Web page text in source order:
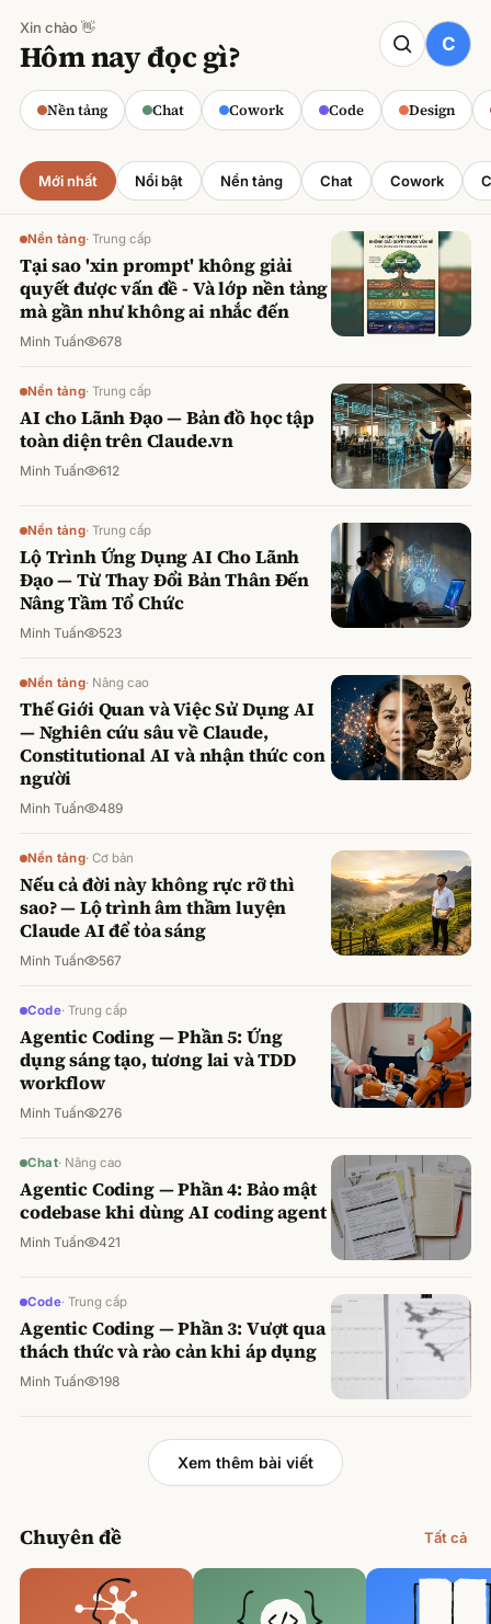
Xin chào 👋
Hôm nay đọc gì?
Nền tảng Chat Cowork Code Design
CODE
Claude cho Sales: Dự báo doanh số
chính xác
Minh Tuấn ·800 lượt xem
Mới nhất Nổi bật Nền tảng Chat Cowork
Nền tảng· Trung cấp
Tại sao 'xin prompt' không giải
quyết được vấn đề - Và lớp nền tảng
mà gần như không ai nhắc đến
Minh Tuấn 678
Nền tảng· Trung cấp
AI cho Lãnh Đạo — Bản đồ học tập
toàn diện trên Claude.vn
Minh Tuấn 612
Nền tảng· Trung cấp
Lộ Trình Ứng Dụng AI Cho Lãnh
Đạo — Từ Thay Đổi Bản Thân Đến
Nâng Tầm Tổ Chức
Minh Tuấn 523
Nền tảng· Nâng cao
Thế Giới Quan và Việc Sử Dụng AI
— Nghiên cứu sâu về Claude,
Constitutional AI và nhận thức con
người
Minh Tuấn 489
Nền tảng· Cơ bản
Nếu cả đời này không rực rỡ thì
sao? — Lộ trình âm thầm luyện
Claude AI để tỏa sáng
Minh Tuấn 567
Code· Trung cấp
Agentic Coding — Phần 5: Ứng
dụng sáng tạo, tương lai và TDD
workflow
Minh Tuấn 276
Chat· Nâng cao
Agentic Coding — Phần 4: Bảo mật
codebase khi dùng AI coding agent
Minh Tuấn 421
Code· Trung cấp
Agentic Coding — Phần 3: Vượt qua
thách thức và rào cản khi áp dụng
Minh Tuấn 198
Xem thêm bài viết
Chuyên đề Tất cả